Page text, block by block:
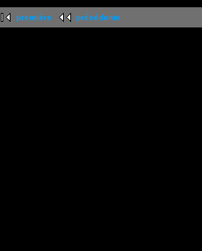
première précédente